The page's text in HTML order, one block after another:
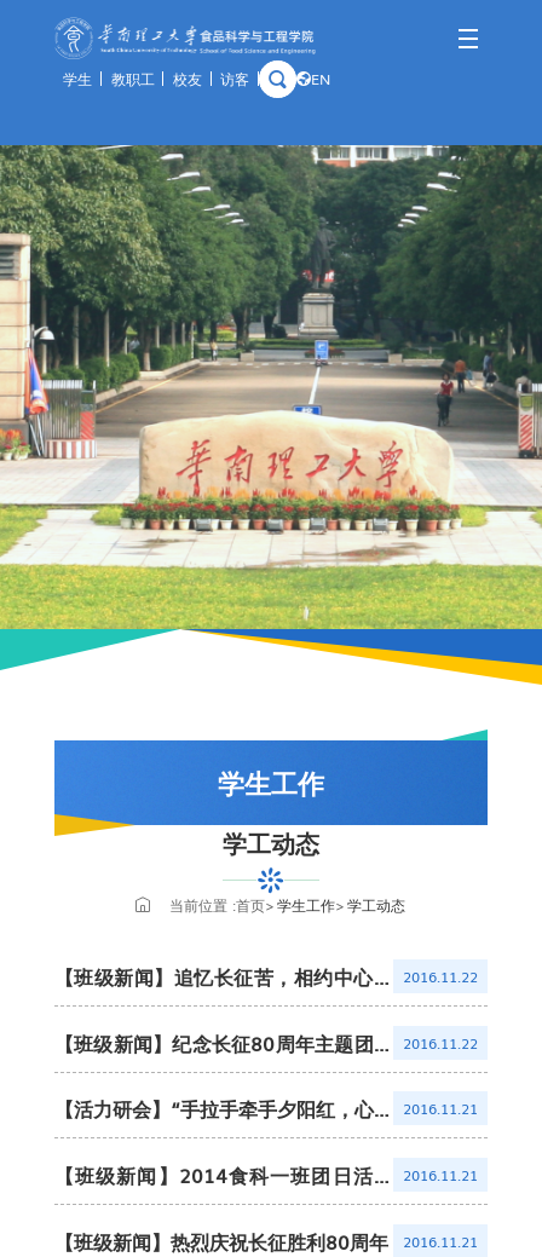
学生 教职工 校友 访客 EN
学院概况
学院简介
历史沿革
学院领导
组织架构
历任领导
历史钩沉
师资队伍
队伍概况
教师风采
荣休教师
人才培养
本科生
研究生
留学生
教学实践基地
科学研究
科研概况
科研基地
科研团队
科研成果
国际交流
交流动态
合作项目
出访公示
资产与实
通知公告
规章制度
办事指南
教学中心
分析中心
安全管理
预约平台
特色资源
学生工作
学工动态
学工通知
规章制度
学生党建
心灵休憩
学工动态
当前位置 :首页 学生工作 学工动态
【班级新闻】追忆长征苦，相约中心湖
——记2016级食科2班团日活动
2016.11.22
【班级新闻】纪念长征80周年主题团日
活动之“登白云山，念长征路”
2016.11.22
【活力研会】“手拉手牵手夕阳红，心连
心回味青春梦”之走进燕岭颐养院志愿活
动
2016.11.21
【班级新闻】2014食科一班团日活动
之”长征知识有奖竞答”
2016.11.21
【班级新闻】热烈庆祝长征胜利80周年 2016.11.21